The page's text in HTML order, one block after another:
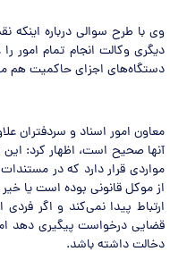
وی با طرح سوالی درباره
دیگری وکالت انجام تمام امور
دستگاه‌های اجزای حاکمیت هم
معاون امور اسناد و سردفتران
آنها صحیح است، اظهار کرد:
مواردی قرار دارد که در
از موکل قانونی بوده است یا
ارتباط پیدا نمی‌کند و اگر
قضایی درخواست پیگیری دهد
دخالت داشته باشد.